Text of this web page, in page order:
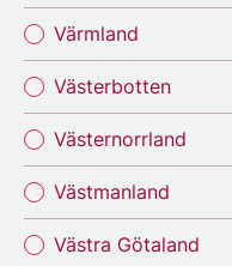
Värmland
Västerbotten
Västernorrland
Västmanland
Västra Götaland